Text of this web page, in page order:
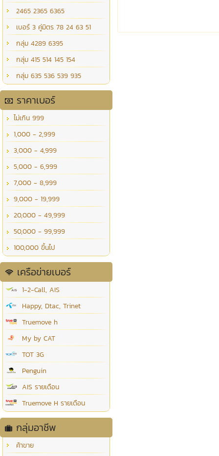
2465 2365 6365
เบอร์ 3 คู่มิตร 78 24 63 51
กลุ่ม 4289 6395
กลุ่ม 415 514 145 154
กลุ่ม 635 536 539 935
ราคาเบอร์
ไม่เกิน 999
1,000 - 2,999
3,000 - 4,999
5,000 - 6,999
7,000 - 8,999
9,000 - 19,999
20,000 - 49,999
50,000 - 99,999
100,000 ขึ้นไป
เครือข่ายเบอร์
1-2-Call, AIS
Happy, Dtac, Trinet
Truemove h
My by CAT
TOT 3G
Penguin
AIS รายเดือน
Truemove H รายเดือน
กลุ่มอาชีพ
ค้าขาย